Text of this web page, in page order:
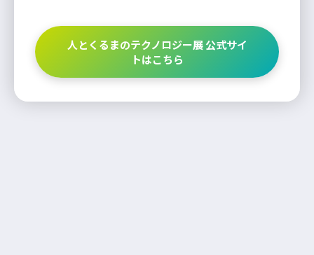
人とくるまのテクノロジー展 公式サイ
トはこちら